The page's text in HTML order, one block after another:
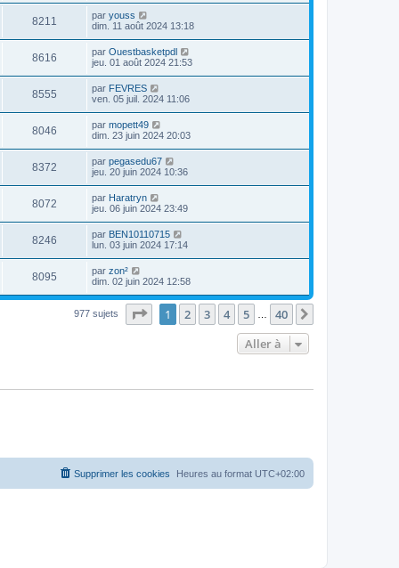
8211 par youss
dim. 11 août 2024 13:18
8616 par Ouestbasketpdl
jeu. 01 août 2024 21:53
8555 par FEVRES
ven. 05 juil. 2024 11:06
8046 par mopett49
dim. 23 juin 2024 20:03
8372 par pegasedu67
jeu. 20 juin 2024 10:36
8072 par Haratryn
jeu. 06 juin 2024 23:49
8246 par BEN10110715
lun. 03 juin 2024 17:14
8095 par zon²
dim. 02 juin 2024 12:58
977 sujets Page sur40
1 2 3 4 5 40
Aller à
Heures au format UTC+02:00
Supprimer les cookies